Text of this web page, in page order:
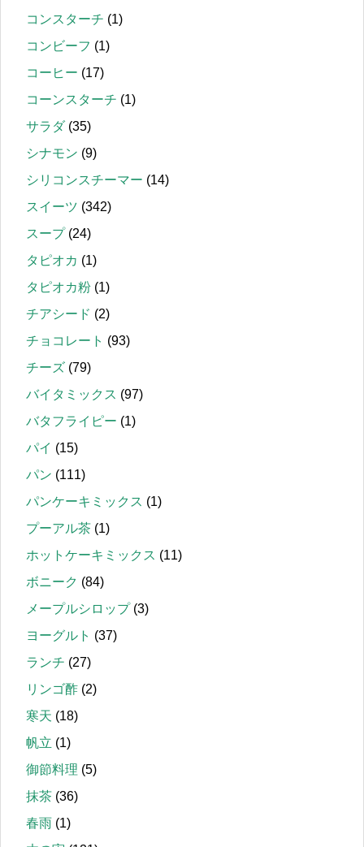
コンスターチ (1)
コンビーフ (1)
コーヒー (17)
コーンスターチ (1)
サラダ(35)
シナモン (9)
シリコンスチーマー (14)
スイーツ (342)
スープ(24)
タピオカ (1)
タピオカ粉 (1)
チアシード (2)
チョコレート (93)
チーズ (79)
バイタミックス (97)
バタフライピー (1)
パイ (15)
パン (111)
パンケーキミックス (1)
プーアル茶 (1)
ホットケーキミックス (11)
ボニーク (84)
メープルシロップ(3)
ヨーグルト (37)
ランチ (27)
リンゴ酢 (2)
寒天 (18)
帆立 (1)
御節料理 (5)
抹茶 (36)
春雨 (1)